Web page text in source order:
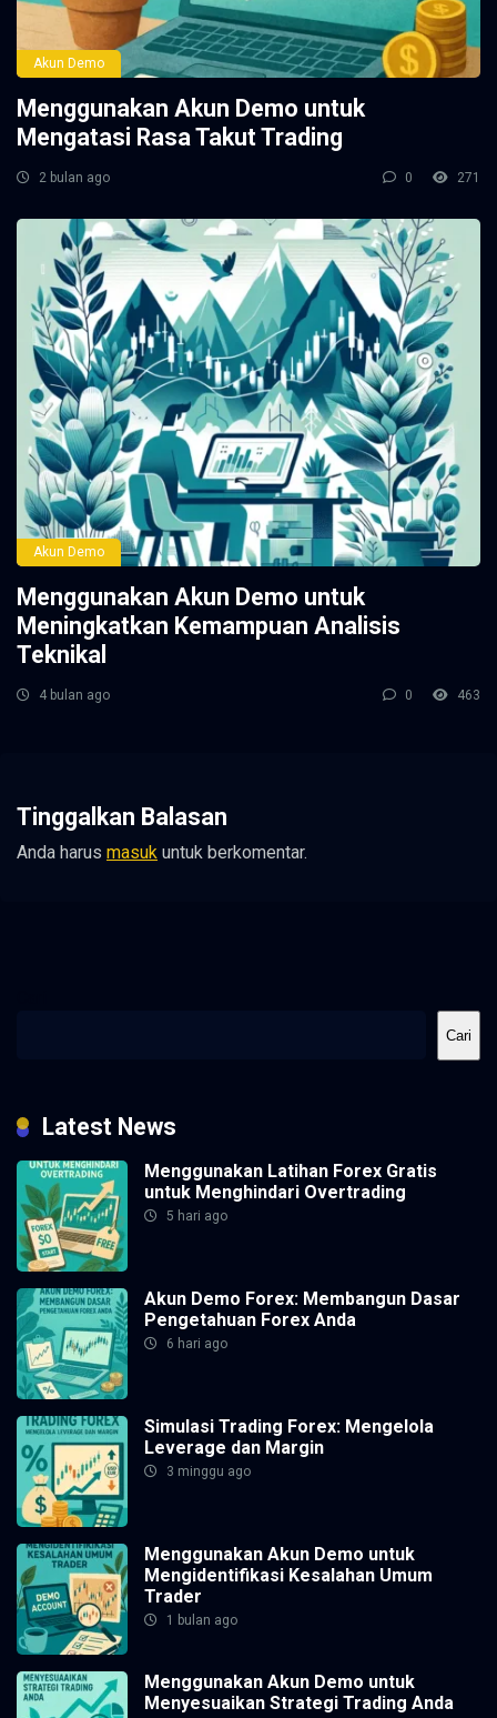
Akun Demo
Menggunakan Akun Demo untuk
Mengatasi Rasa Takut Trading
2 bulan ago 0 271
Akun Demo
Menggunakan Akun Demo untuk
Meningkatkan Kemampuan Analisis
Teknikal
4 bulan ago 0 463
Tinggalkan Balasan
Anda harus masuk untuk berkomentar.
Cari
Latest News
Menggunakan Latihan Forex Gratis
untuk Menghindari Overtrading
5 hari ago
Akun Demo Forex: Membangun Dasar
Pengetahuan Forex Anda
6 hari ago
Simulasi Trading Forex: Mengelola
Leverage dan Margin
3 minggu ago
Menggunakan Akun Demo untuk
Mengidentifikasi Kesalahan Umum
Trader
1 bulan ago
Menggunakan Akun Demo untuk
Menyesuaikan Strategi Trading Anda